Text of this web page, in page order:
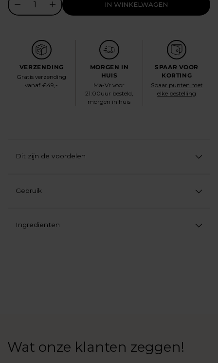
IN WINKELWAGEN
VERZENDING
Gratis verzending
vanaf €49,-
MORGEN IN
HUIS
Ma-Vr voor
21:00uur besteld,
morgen in huis
SPAAR VOOR
KORTING
Spaar punten met
elke bestelling
Dit zijn de voordelen
Gebruik
Ingrediënten
Wat onze klanten zeggen!